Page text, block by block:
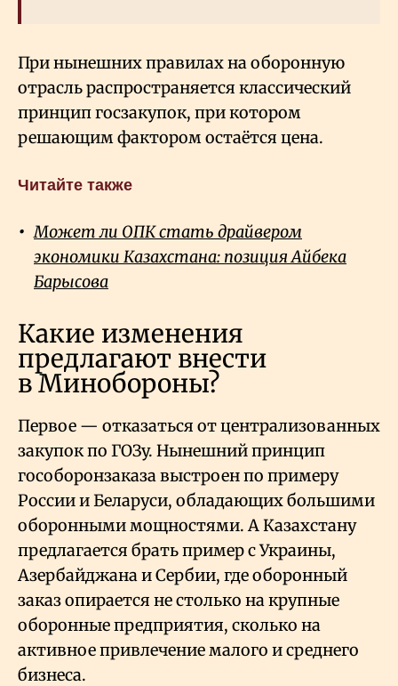
При нынешних правилах на оборонную
отрасль распространяется классический
принцип госзакупок, при котором
решающим фактором остаётся цена.
Читайте также
Может ли ОПК стать драйвером
экономики Казахстана: позиция Айбека
Барысова
Какие изменения
предлагают внести
в Минобороны?
Первое — отказаться от централизованных
закупок по ГОЗу. Нынешний принцип
гособоронзаказа выстроен по примеру
России и Беларуси, обладающих большими
оборонными мощностями. А Казахстану
предлагается брать пример с Украины,
Азербайджана и Сербии, где оборонный
заказ опирается не столько на крупные
оборонные предприятия, сколько на
активное привлечение малого и среднего
бизнеса.